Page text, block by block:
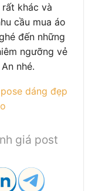
khác và
cầu mua áo
đến những
ngưỡng vẻ
nhé.
dáng đẹp
giá post